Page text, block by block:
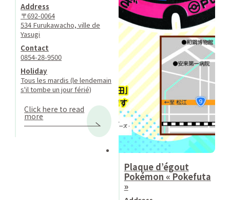
Address
〒692-0064
534 Furukawacho, ville de
Yasugi
Contact
0854-28-9500
Holiday
Tous les mardis (le lendemain
s'il tombe un jour férié)
Click here to read
more
Plaque d’égout
Pokémon « Pokefuta
»